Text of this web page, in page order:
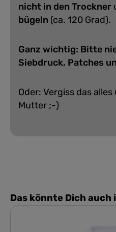
nicht in den Trockner
bügeln (ca. 120 Grad).
Ganz wichtig: Bitte
Siebdruck, Patches
Oder: Vergiss das
Mutter ;-)
Das könnte Dich